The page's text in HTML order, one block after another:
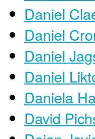
Daniel
Daniel
Daniel
Daniel
Daniela
David